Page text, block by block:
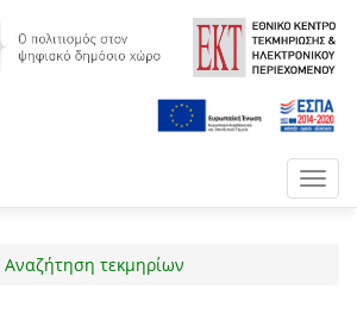
Αναζήτηση τεκμηρίων